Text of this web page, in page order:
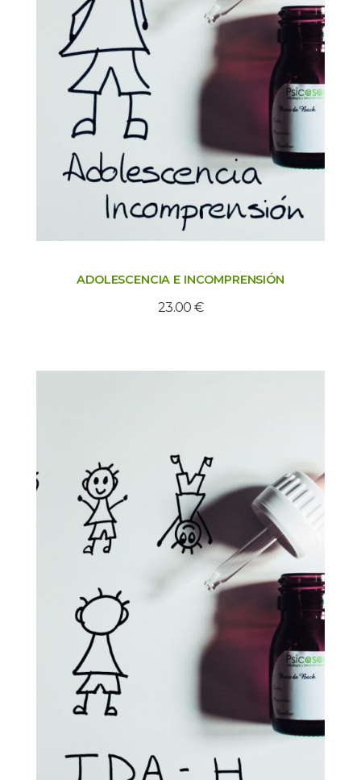
ADOLESCENCIA E INCOMPRENSIÓN
23.00 €